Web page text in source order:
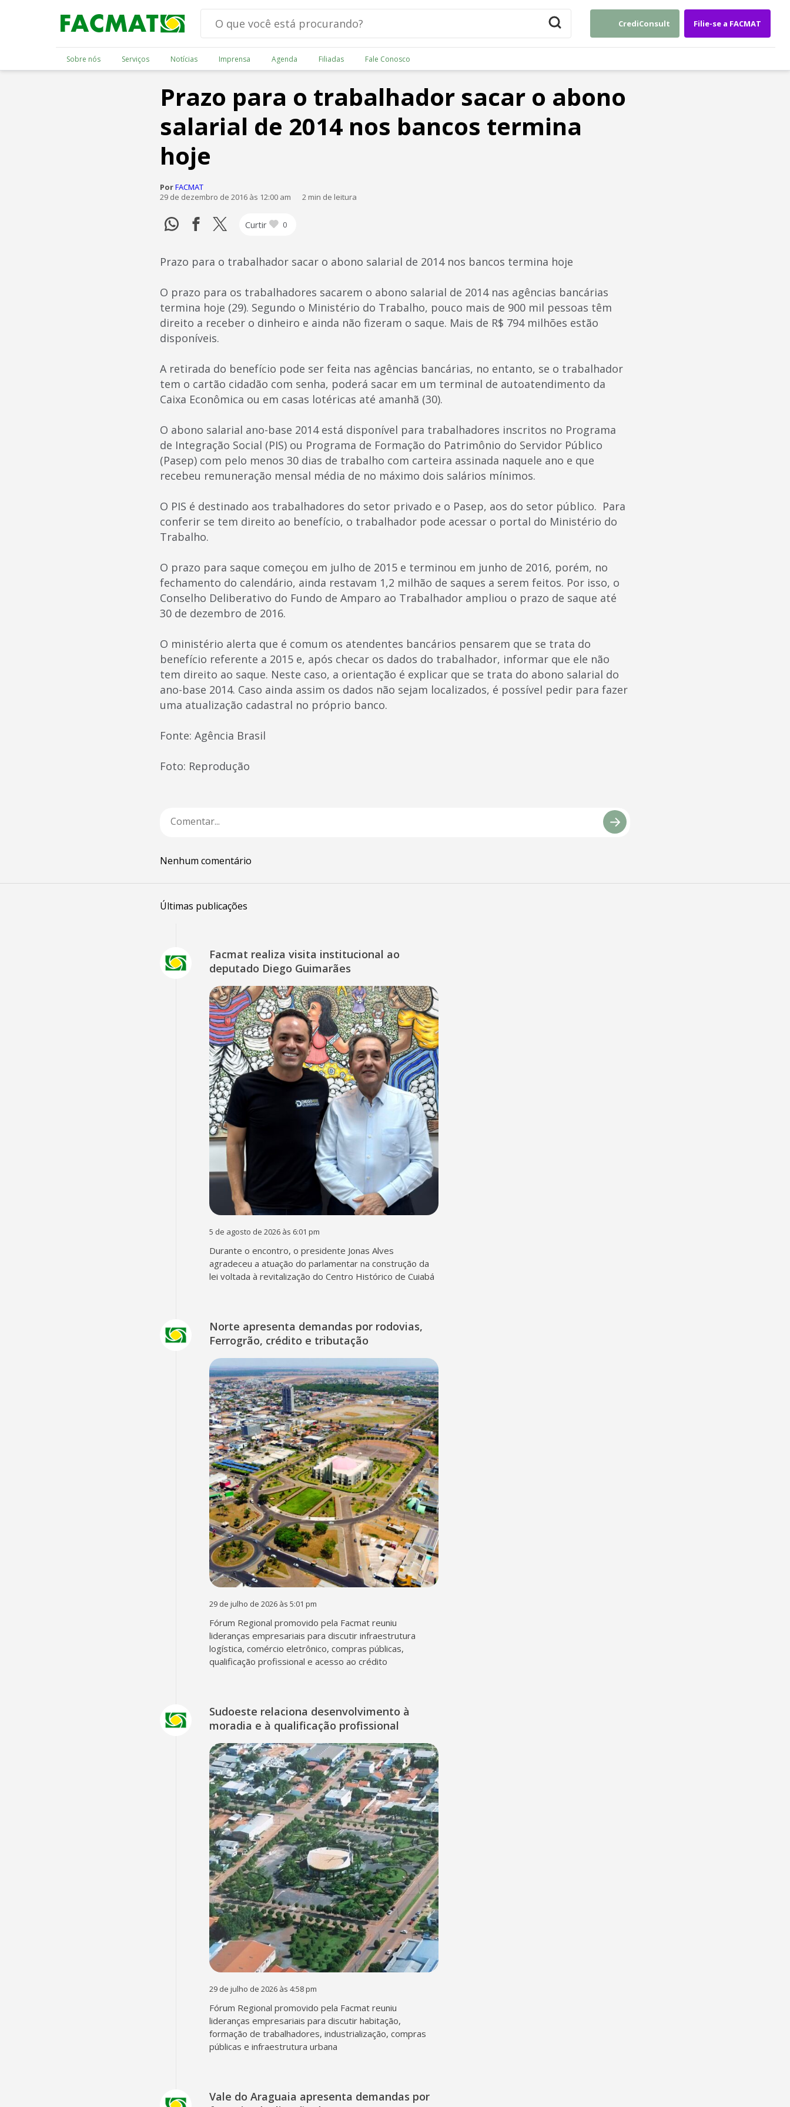
CrediConsult Filie-se a FACMAT
Sobre nós Serviços Notícias Imprensa Agenda Filiadas Fale Conosco
Prazo para o trabalhador sacar o abono
salarial de 2014 nos bancos termina
hoje
PorFACMAT
29 de dezembro de 2016 às 12:00 am
2 min de leitura
Curtir 0
Prazo para o trabalhador sacar o abono salarial de 2014 nos bancos termina hoje
O prazo para os trabalhadores sacarem o abono salarial de 2014 nas agências bancárias
termina hoje (29). Segundo o Ministério do Trabalho, pouco mais de 900 mil pessoas têm
direito a receber o dinheiro e ainda não fizeram o saque. Mais de R$ 794 milhões estão
disponíveis.
A retirada do benefício pode ser feita nas agências bancárias, no entanto, se o trabalhador
tem o cartão cidadão com senha, poderá sacar em um terminal de autoatendimento da
Caixa Econômica ou em casas lotéricas até amanhã (30).
O abono salarial ano-base 2014 está disponível para trabalhadores inscritos no Programa
de Integração Social (PIS) ou Programa de Formação do Patrimônio do Servidor Público
(Pasep) com pelo menos 30 dias de trabalho com carteira assinada naquele ano e que
recebeu remuneração mensal média de no máximo dois salários mínimos.
O PIS é destinado aos trabalhadores do setor privado e o Pasep, aos do setor público. Para
conferir se tem direito ao benefício, o trabalhador pode acessar o portal do Ministério do
Trabalho.
O prazo para saque começou em julho de 2015 e terminou em junho de 2016, porém, no
fechamento do calendário, ainda restavam 1,2 milhão de saques a serem feitos. Por isso, o
Conselho Deliberativo do Fundo de Amparo ao Trabalhador ampliou o prazo de saque até
30 de dezembro de 2016.
O ministério alerta que é comum os atendentes bancários pensarem que se trata do
benefício referente a 2015 e, após checar os dados do trabalhador, informar que ele não
tem direito ao saque. Neste caso, a orientação é explicar que se trata do abono salarial do
ano-base 2014. Caso ainda assim os dados não sejam localizados, é possível pedir para fazer
uma atualização cadastral no próprio banco.
Fonte: Agência Brasil
Foto: Reprodução
Nenhum comentário
Últimas publicações
Facmat realiza visita institucional ao
deputado Diego Guimarães
5 de agosto de 2026 às 6:01 pm
Durante o encontro, o presidente Jonas Alves
agradeceu a atuação do parlamentar na construção da
lei voltada à revitalização do Centro Histórico de Cuiabá
Norte apresenta demandas por rodovias,
Ferrogrão, crédito e tributação
29 de julho de 2026 às 5:01 pm
Fórum Regional promovido pela Facmat reuniu
lideranças empresariais para discutir infraestrutura
logística, comércio eletrônico, compras públicas,
qualificação profissional e acesso ao crédito
Sudoeste relaciona desenvolvimento à
moradia e à qualificação profissional
29 de julho de 2026 às 4:58 pm
Fórum Regional promovido pela Facmat reuniu
lideranças empresariais para discutir habitação,
formação de trabalhadores, industrialização, compras
públicas e infraestrutura urbana
Vale do Araguaia apresenta demandas por